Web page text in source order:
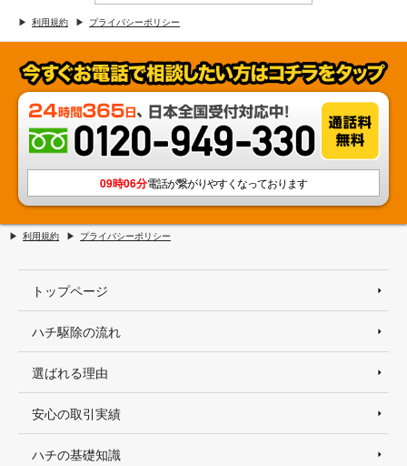
利用規約 プライバシーポリシー
09時06分電話が繋がりやすくなっております
利用規約 プライバシーポリシー
トップページ
ハチ駆除の流れ
選ばれる理由
安心の取引実績
ハチの基礎知識